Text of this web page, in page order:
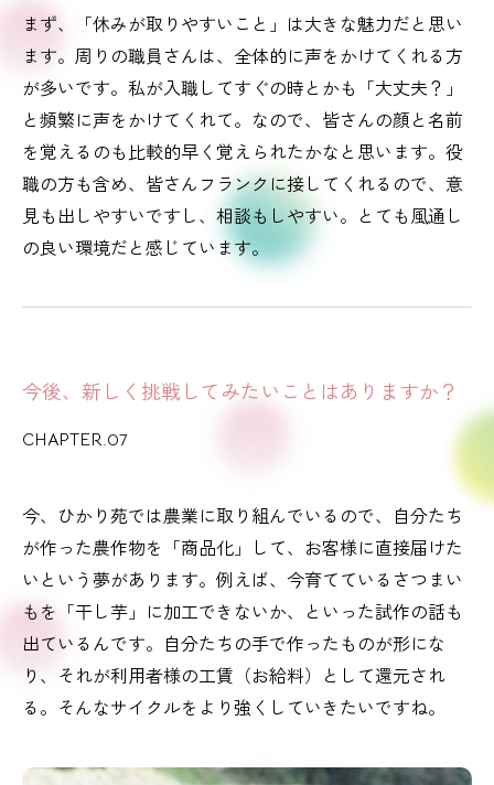
まず、「休みが取りやすいこと」は大きな魅力だと思い
ます。周りの職員さんは、全体的に声をかけてくれる方
が多いです。私が入職してすぐの時とかも「大丈夫？」
と頻繁に声をかけてくれて。なので、皆さんの顔と名前
を覚えるのも比較的早く覚えられたかなと思います。役
職の方も含め、皆さんフランクに接してくれるので、意
見も出しやすいですし、相談もしやすい。とても風通し
の良い環境だと感じています。
今後、新しく挑戦してみたいことはありますか？
CHAPTER.07
今、ひかり苑では農業に取り組んでいるので、自分たち
が作った農作物を「商品化」して、お客様に直接届けた
いという夢があります。例えば、今育てているさつまい
もを「干し芋」に加工できないか、といった試作の話も
出ているんです。自分たちの手で作ったものが形にな
り、それが利用者様の工賃（お給料）として還元され
る。そんなサイクルをより強くしていきたいですね。